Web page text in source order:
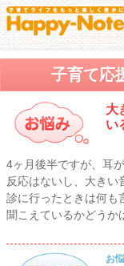
子育て応
大
い
4ヶ月後半ですが、耳
反応はないし、大きい
診に行ったときは何も
聞こえているかどうか
お